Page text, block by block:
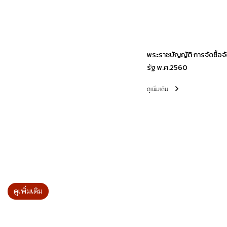
พระราชบัญญัติ การจัดซื้อจั
รัฐ พ.ศ.2560
ดูเพิ่มเติม
ดูเพิ่มเติม